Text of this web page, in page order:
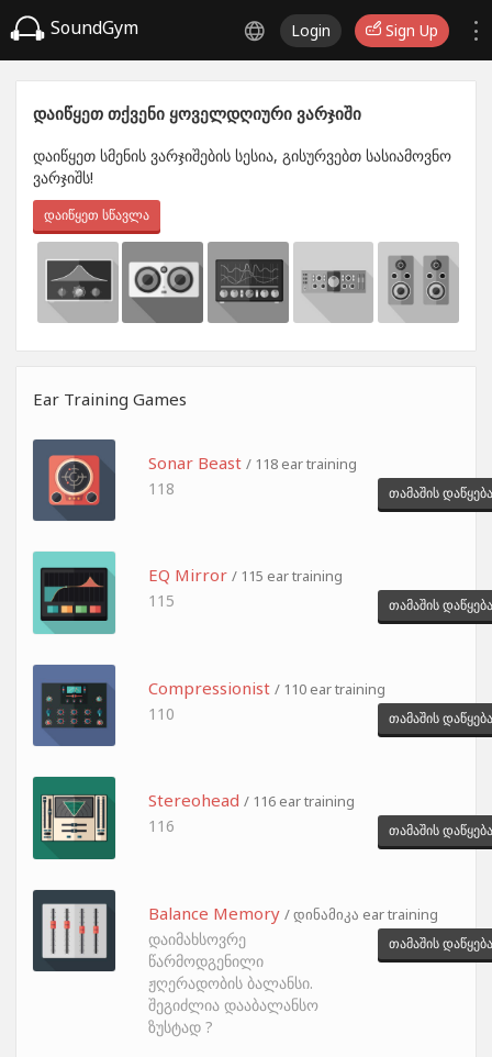
SoundGym Login Sign Up
დაიწყეთ თქვენი ყოველდღიური ვარჯიში
დაიწყეთ სმენის ვარჯიშების სესია, გისურვებთ სასიამოვნო
ვარჯიშს!
დაიწყეთ სწავლა
Ear Training Games
Sonar Beast / 118 ear training
118 თამაშის დაწყება
EQ Mirror / 115 ear training
115 თამაშის დაწყება
Compressionist / 110 ear training
110 თამაშის დაწყება
Stereohead / 116 ear training
116 თამაშის დაწყება
Balance Memory / დინამიკა ear training
დაიმახსოვრე
წარმოდგენილი
ჟღერადობის ბალანსი.
შეგიძლია დააბალანსო
ზუსტად ?
თამაშის დაწყება